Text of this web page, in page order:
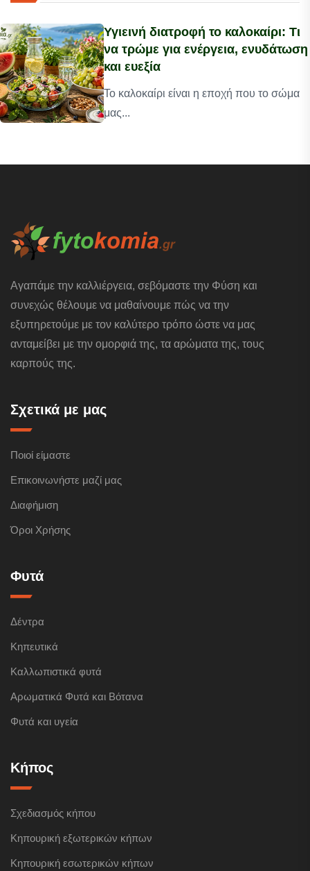
Υγιεινή διατροφή το καλοκαίρι: Τι
να τρώμε για ενέργεια, ενυδάτωση
και ευεξία
Το καλοκαίρι είναι η εποχή που το σώμα
μας...
Αγαπάμε την καλλιέργεια, σεβόμαστε την Φύση και
συνεχώς θέλουμε να μαθαίνουμε πώς να την
εξυπηρετούμε με τον καλύτερο τρόπο ώστε να μας
ανταμείβει με την ομορφιά της, τα αρώματα της, τους
καρπούς της.
Σχετικά με μας
Ποιοί είμαστε
Επικοινωνήστε μαζί μας
Διαφήμιση
Όροι Χρήσης
Φυτά
Δέντρα
Κηπευτικά
Καλλωπιστικά φυτά
Αρωματικά Φυτά και Βότανα
Φυτά και υγεία
Κήπος
Σχεδιασμός κήπου
Κηπουρική εξωτερικών κήπων
Κηπουρική εσωτερικών κήπων